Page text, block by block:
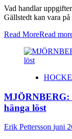
Vad handlar
Gällstedt kan vara
Read MoreRead
MJÖRNBERG:
hänga löst
Erik Pettersson juni